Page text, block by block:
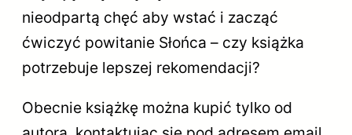
nieodpartą chęć aby wstać i zacząć
ćwiczyć powitanie Słońca – czy książka
potrzebuje lepszej rekomendacji?
Obecnie książkę można kupić tylko od